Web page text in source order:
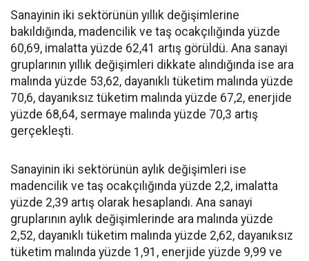
Sanayinin iki sektörünün yıllık değişimlerine
bakıldığında, madencilik ve taş ocakçılığında yüzde
60,69, imalatta yüzde 62,41 artış görüldü. Ana sanayi
gruplarının yıllık değişimleri dikkate alındığında ise ara
malında yüzde 53,62, dayanıklı tüketim malında yüzde
70,6, dayanıksız tüketim malında yüzde 67,2, enerjide
yüzde 68,64, sermaye malında yüzde 70,3 artış
gerçekleşti.
Sanayinin iki sektörünün aylık değişimleri ise
madencilik ve taş ocakçılığında yüzde 2,2, imalatta
yüzde 2,39 artış olarak hesaplandı. Ana sanayi
gruplarının aylık değişimlerinde ara malında yüzde
2,52, dayanıklı tüketim malında yüzde 2,62, dayanıksız
tüketim malında yüzde 1,91, enerjide yüzde 9,99 ve